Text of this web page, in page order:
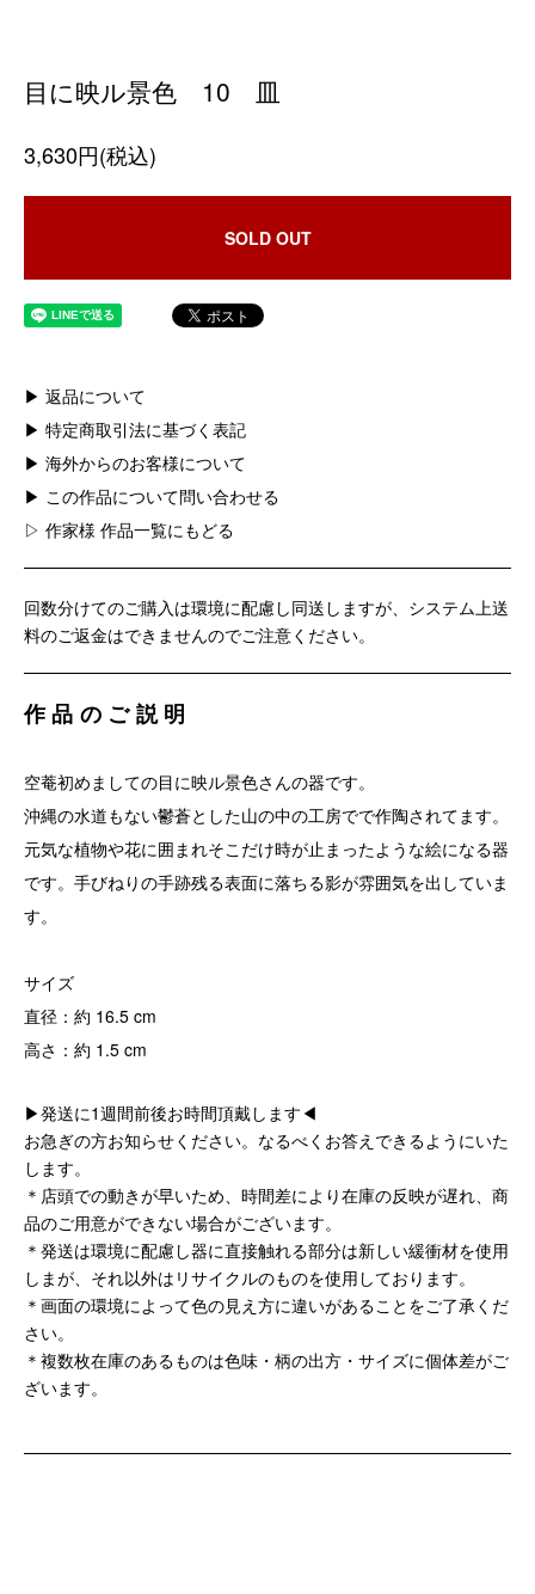
目に映ル景色 10 皿
3,630円(税込)
SOLD OUT
▶ 返品について
▶ 特定商取引法に基づく表記
▶ 海外からのお客様について
▶ この作品について問い合わせる
▷ 作家様 作品一覧にもどる
回数分けてのご購入は環境に配慮し同送しますが、システム上送
料のご返金はできませんのでご注意ください。
作品のご説明
空菴初めましての目に映ル景色さんの器です。
沖縄の水道もない鬱蒼とした山の中の工房でで作陶されてます。
元気な植物や花に囲まれそこだけ時が止まったような絵になる器
です。手びねりの手跡残る表面に落ちる影が雰囲気を出していま
す。
サイズ
直径：約 16.5 cm
高さ：約 1.5 cm
▶発送に1週間前後お時間頂戴します◀
お急ぎの方お知らせください。なるべくお答えできるようにいた
します。
＊店頭での動きが早いため、時間差により在庫の反映が遅れ、商
品のご用意ができない場合がございます。
＊発送は環境に配慮し器に直接触れる部分は新しい緩衝材を使用
しまが、それ以外はリサイクルのものを使用しております。
＊画面の環境によって色の見え方に違いがあることをご了承くだ
さい。
＊複数枚在庫のあるものは色味・柄の出方・サイズに個体差がご
ざいます。